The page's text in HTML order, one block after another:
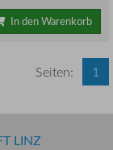
In den Warenkorb
Seiten: 1
LINZ